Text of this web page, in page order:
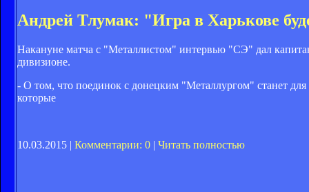
Андрей Тлумак: "Игра в Харькове
Накануне матча с "Металлистом" интервью "СЭ" дал
дивизионе.
- О том, что поединок с донецким "Металлургом" станет
которые
10.03.2015 | Комментарии: 0 | Читать полностью